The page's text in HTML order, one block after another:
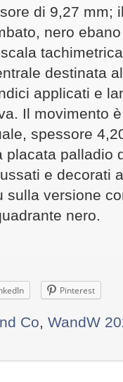
di 9,27 mm;
nero
destinata
applicati e
Il movimento
spessore
placata palladio
e decorati
sulla versione
nero.
Pinterest
Co, WandW